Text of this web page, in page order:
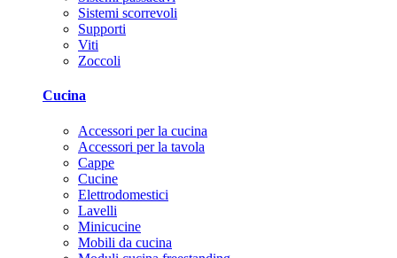
Sistemi scorrevoli
Supporti
Viti
Zoccoli
Cucina
Accessori per la cucina
Accessori per la tavola
Cappe
Cucine
Elettrodomestici
Lavelli
Minicucine
Mobili da cucina